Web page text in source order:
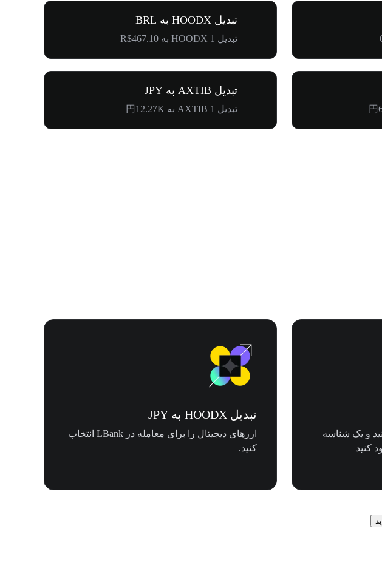
تبدیل HOODX به BRL
تبدیل 1 HOODX به R$467.10
تبدیل AXTIB به JPY
تبدیل 1 AXTIB به 円12.27K
و یک شناسه
کنید
تبدیل HOODX به JPY
ارزهای دیجیتال را برای معامله در LBank انتخاب
کنید.